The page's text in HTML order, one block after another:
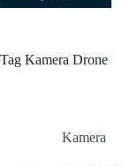
Tag Kamera Drone
Kamera